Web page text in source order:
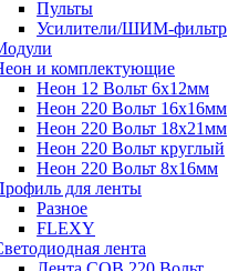
Пульты
Усилители/ШИМ-фильтр
и комплектующие
Неон 12 Вольт 6х12мм
Неон 220 Вольт 16х16мм
Неон 220 Вольт 18х21мм
Неон 220 Вольт круглый
Неон 220 Вольт 8х16мм
для ленты
Разное
FLEXY
лента